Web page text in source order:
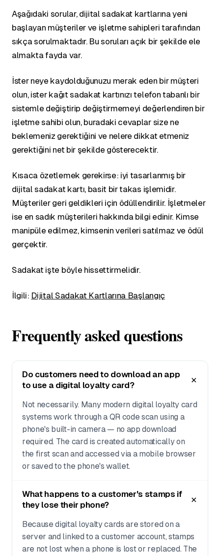
Aşağıdaki sorular, dijital sadakat kartlarına yeni
başlayan müşteriler ve işletme sahipleri tarafından
sıkça sorulmaktadır. Bu soruları açık bir şekilde ele
almakta fayda var.
İster neye kaydolduğunuzu merak eden bir müşteri
olun, ister kağıt sadakat kartınızı telefon tabanlı bir
sistemle değiştirip değiştirmemeyi değerlendiren bir
işletme sahibi olun, buradaki cevaplar size ne
beklemeniz gerektiğini ve nelere dikkat etmeniz
gerektiğini net bir şekilde gösterecektir.
Kısaca özetlemek gerekirse: iyi tasarlanmış bir
dijital sadakat kartı, basit bir takas işlemidir.
Müşteriler geri geldikleri için ödüllendirilir. İşletmeler
ise en sadık müşterileri hakkında bilgi edinir. Kimse
manipüle edilmez, kimsenin verileri satılmaz ve ödül
gerçektir.
Sadakat işte böyle hissettirmelidir.
İlgili: Dijital Sadakat Kartlarına Başlangıç
Frequently asked questions
Do customers need to download an app
to use a digital loyalty card?
Not necessarily. Many modern digital loyalty card
systems work through a QR code scan using a
phone's built-in camera — no app download
required. The card is created automatically on
the first scan and accessed via a mobile browser
or saved to the phone's wallet.
What happens to a customer's stamps if
they lose their phone?
Because digital loyalty cards are stored on a
server and linked to a customer account, stamps
are not lost when a phone is lost or replaced. The